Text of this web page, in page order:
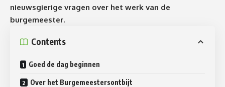
nieuwsgierige vragen over het werk van de
burgemeester.
Contents
Goed de dag beginnen
Over het Burgemeestersontbijt